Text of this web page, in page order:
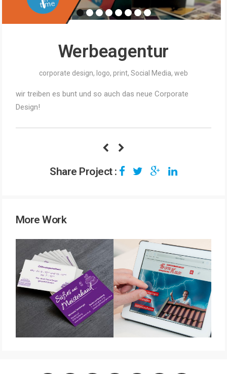
Werbeagentur
corporate design, logo, print, Social Media, web
wir treiben es bunt und so auch das neue Corporate
Design!
Share Project :
More Work